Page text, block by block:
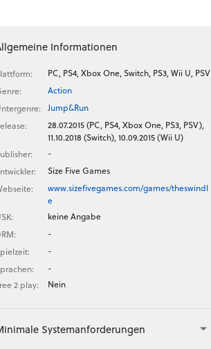
Informationen
PC, PS4, Xbox One, Switch, PS3, Wii U, PSV
Action
Jump&Run
28.07.2015 (PC, PS4, Xbox One, PS3, PSV),
11.10.2018 (Switch), 10.09.2015 (Wii U)
-
Size Five Games
www.sizefivegames.com/games/theswindl
e
keine Angabe
-
-
-
2 play:
Nein
Systemanforderungen